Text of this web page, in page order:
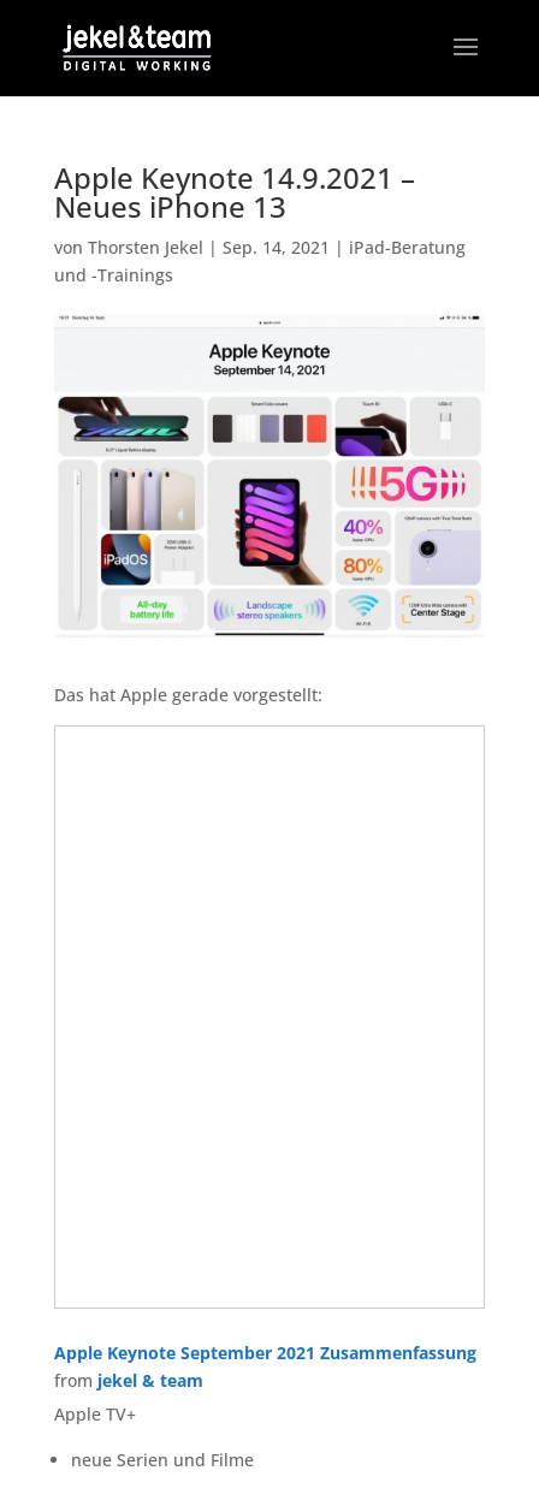
Apple Keynote 14.9.2021 –
Neues iPhone 13
von Thorsten Jekel | Sep. 14, 2021 | iPad-Beratung
und -Trainings
Das hat Apple gerade vorgestellt:
Apple Keynote September 2021 Zusammenfassung
from jekel & team
Apple TV+
neue Serien und Filme